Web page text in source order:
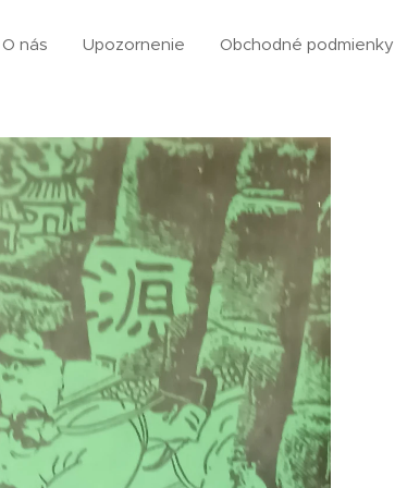
O nás Upozornenie Obchodné podmienky